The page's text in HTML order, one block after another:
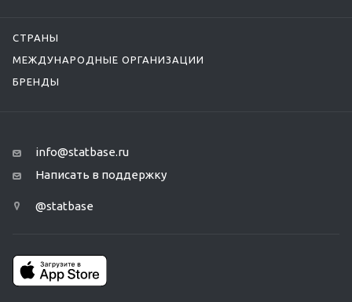
СТРАНЫ
МЕЖДУНАРОДНЫЕ ОРГАНИЗАЦИИ
БРЕНДЫ
info@statbase.ru
Написать в поддержку
@statbase